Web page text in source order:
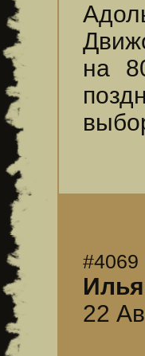
на
#4069
Илья
22